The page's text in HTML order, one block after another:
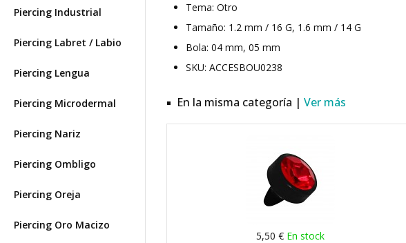
Piercing Industrial
Piercing Labret / Labio
Piercing Lengua
Piercing Microdermal
Piercing Nariz
Piercing Ombligo
Piercing Oreja
Piercing Oro Macizo
Tema: Otro
Tamaño: 1.2 mm / 16 G, 1.6 mm / 14 G
Bola: 04 mm, 05 mm
SKU: ACCESBOU0238
En la misma categoría | Ver más
5,50 € En stock